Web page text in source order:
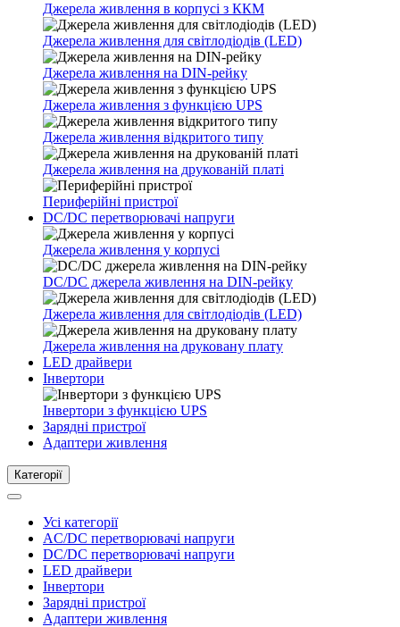
Джерела живлення в корпусі з ККМ
Джерела живлення для світлодіодів (LED)
Джерела живлення на DIN-рейку
Джерела живлення з функцією UPS
Джерела живлення відкритого типу
Джерела живлення на друкованій платі
Периферійні пристрої
DC/DC перетворювачі напруги
Джерела живлення у корпусі
DC/DC джерела живлення на DIN-рейку
Джерела живлення для світлодіодів (LED)
Джерела живлення на друковану плату
LED драйвери
Інвертори
Інвертори з функцією UPS
Зарядні пристрої
Адаптери живлення
Категорії
Усі категорії
AC/DC перетворювачі напруги
DC/DC перетворювачі напруги
LED драйвери
Інвертори
Зарядні пристрої
Адаптери живлення